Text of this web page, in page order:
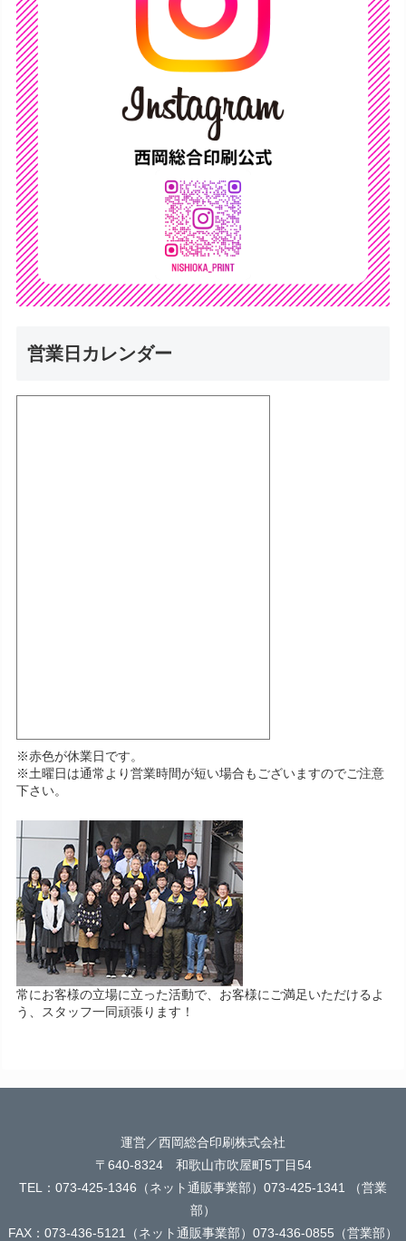
営業日カレンダー
※赤色が休業日です。
※土曜日は通常より営業時間が短い場合もございますのでご注意
下さい。
常にお客様の立場に立った活動で、お客様にご満足いただけるよ
う、スタッフ一同頑張ります！
運営／西岡総合印刷株式会社
〒640-8324 和歌山市吹屋町5丁目54
TEL：073-425-1346（ネット通販事業部）073-425-1341 （営業
部）
FAX：073-436-5121（ネット通販事業部）073-436-0855（営業部）